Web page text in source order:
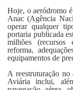
Hoje, o aeródromo
Anac (Agência
operar qualquer
portaria publicada
milhões (recursos
reforma,
equipamentos de
A reestruturação no
Aviária inclui,